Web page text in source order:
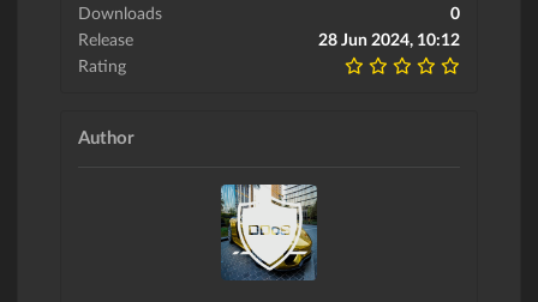
Downloads
0
Release
28 Jun 2024, 10:12
Rating
Author